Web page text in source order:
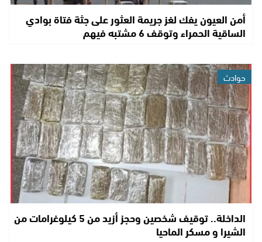
أمن العيون يفك لغز جريمة العثور على جثة فتاة بوادي
الساقية الحمراء وتوقف 6 مشتبه فيهم
حوادث
الداخلة.. توقيف شخصين وحجز أزيد من 5 كيلوغرامات من
الشيرا و مسكر الماحيا